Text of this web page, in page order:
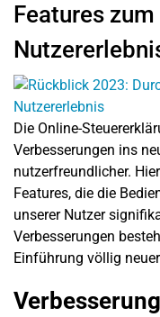
Features
Die Online-
Verbesserungen ins
nutzerfreundlicher.
Features, die die
unserer Nutzer
Verbesserungen
Einführung völlig